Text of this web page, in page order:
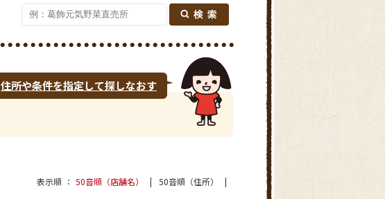
住所や条件を指定して探しなおす
表示順 50音順（店舗名） 50音順（住所）